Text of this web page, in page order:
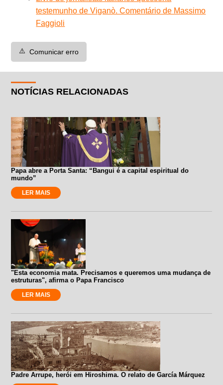
testemunho de Viganò. Comentário de Massimo
Faggioli
⚠️ Comunicar erro
NOTÍCIAS RELACIONADAS
Papa abre a Porta Santa: “Bangui é a capital espiritual do
mundo”
LER MAIS
"Esta economia mata. Precisamos e queremos uma mudança de
estruturas", afirma o Papa Francisco
LER MAIS
Padre Arrupe, herói em Hiroshima. O relato de García Márquez